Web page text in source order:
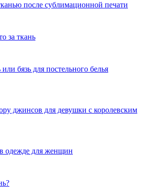
после сублимационной печати
за ткань
бязь для постельного белья
джинсов для девушки с королевским
одежде для женщин